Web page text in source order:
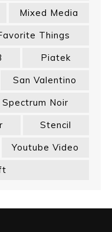
Mixed Media
Things
Piatek
San Valentino
Spectrum Noir
Stencil
Youtube Video